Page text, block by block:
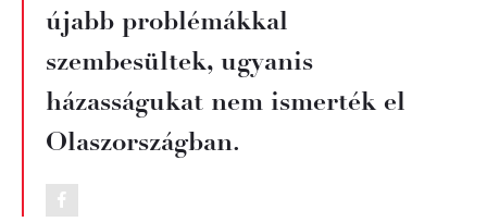
újabb problémákkal
szembesültek, ugyanis
házasságukat nem ismerték el
Olaszországban.